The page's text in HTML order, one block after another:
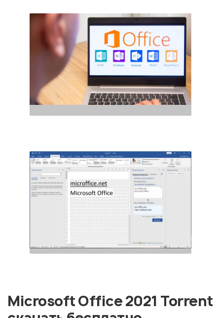
Microsoft Office 2021 Torrent